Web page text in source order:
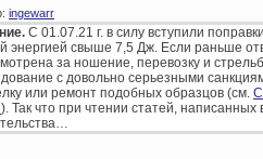
ingewarr
С 01.07.21 г. в силу вступили
энергией свыше 7,5 Дж. Если раньше
за ношение, перевозку и
с довольно серьезными
или ремонт подобных образцов (см.
). Так что при чтении статей,